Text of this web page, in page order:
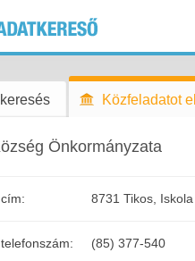
Közfeladatot
Önkormányzata
8731 Tikos, Iskola
(85) 377-540